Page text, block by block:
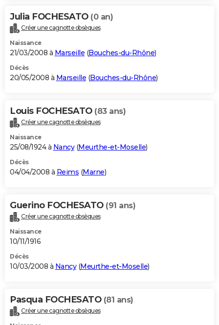
Julia FOCHESATO (0 an)
Créer une cagnotte obsèques
Naissance
21/03/2008 à Marseille (Bouches-du-Rhône)
Décès
20/05/2008 à Marseille (Bouches-du-Rhône)
Louis FOCHESATO (83 ans)
Créer une cagnotte obsèques
Naissance
25/08/1924 à Nancy(Meurthe-et-Moselle)
Décès
04/04/2008 à Reims (Marne)
Guerino FOCHESATO (91 ans)
Créer une cagnotte obsèques
Naissance
10/11/1916
Décès
10/03/2008 à Nancy(Meurthe-et-Moselle)
Pasqua FOCHESATO (81 ans)
Créer une cagnotte obsèques